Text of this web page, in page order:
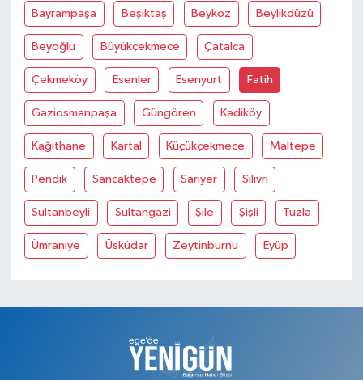
Bayrampaşa Beşiktaş Beykoz Beylikdüzü
Beyoğlu Büyükçekmece Çatalca
Çekmeköy Esenler Esenyurt Fatih
Gaziosmanpaşa Güngören Kadiköy
Kağithane Kartal Küçükçekmece Maltepe
Pendik Sancaktepe Sariyer Silivri
Sultanbeyli Sultangazi Şile Şişli Tuzla
Ümraniye Üsküdar Zeytinburnu Eyüp